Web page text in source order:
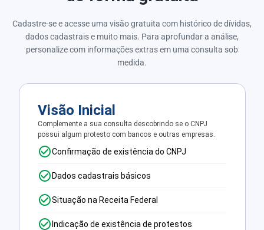
Cadastre-se e acesse uma visão gratuita com histórico de dívidas,
dados cadastrais e muito mais. Para aprofundar a análise,
personalize com informações extras em uma consulta sob
medida.
Visão Inicial
Complemente a sua consulta descobrindo se o CNPJ
possui algum protesto com bancos e outras empresas.
Confirmação de existência do CNPJ
Dados cadastrais básicos
Situação na Receita Federal
Indicação de existência de protestos